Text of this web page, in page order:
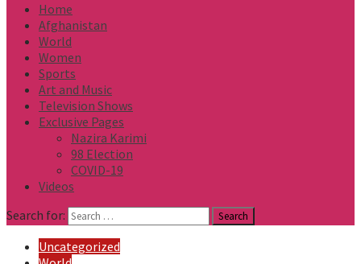
Home
Afghanistan
World
Women
Sports
Art and Music
Television Shows
Exclusive Pages
Nazira Karimi
98 Election
COVID-19
Videos
Search for:
Uncategorized